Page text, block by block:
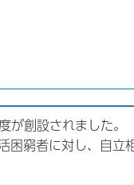
創設されました。
困窮者に対し、自立